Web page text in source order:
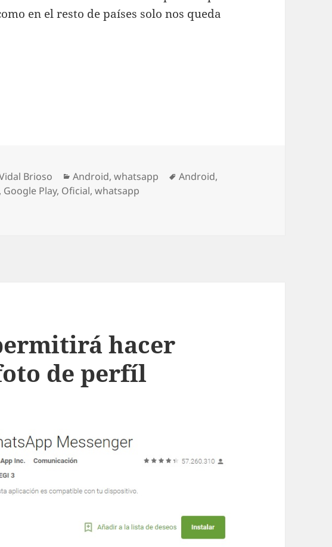
en el resto de países solo nos queda
llega la beta de la app para empresas
Brioso Categorías
Android,whatsapp Etiquetas
Android,
, Google Play, Oficial,whatsapp
hacer
de perfíl